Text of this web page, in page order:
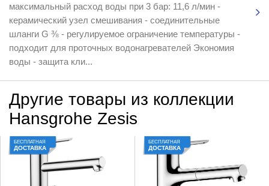
максимальный расход воды при 3 бар: 11,6 л/мин -
керамический узел смешивания - соединительные
шланги G ⅜ - регулируемое ограничение температуры -
подходит для проточных водонагревателей Экономия
воды - защита кли...
Другие товары из коллекции
Hansgrohe Zesis
БЕСПЛАТНАЯ
ДОСТАВКА
БЕСПЛАТНАЯ
ДОСТАВКА